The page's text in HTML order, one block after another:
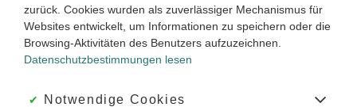
Dauer: 40 Minuten
VIDEOS, AUFGABEN UND ÜBUNGEN ZUGEHÖRIGE KLASSENARBEITEN
zurück. Cookies wurden als zuverlässiger Mechanismus für
Websites entwickelt, um Informationen zu speichern oder die
Browsing-Aktivitäten des Benutzers aufzuzeichnen.
Datenschutzbestimmungen lesen
Akzeptiert:
Notwendige Cookies